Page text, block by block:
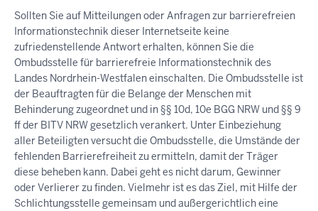
Sollten Sie auf Mitteilungen oder Anfragen zur barrierefreien
Informationstechnik dieser Internetseite keine
zufriedenstellende Antwort erhalten, können Sie die
Ombudsstelle für barrierefreie Informationstechnik des
Landes Nordrhein-Westfalen einschalten. Die Ombudsstelle ist
der Beauftragten für die Belange der Menschen mit
Behinderung zugeordnet und in §§ 10d, 10e BGG NRW und §§ 9
ff der BITV NRW gesetzlich verankert. Unter Einbeziehung
aller Beteiligten versucht die Ombudsstelle, die Umstände der
fehlenden Barrierefreiheit zu ermitteln, damit der Träger
diese beheben kann. Dabei geht es nicht darum, Gewinner
oder Verlierer zu finden. Vielmehr ist es das Ziel, mit Hilfe der
Schlichtungsstelle gemeinsam und außergerichtlich eine